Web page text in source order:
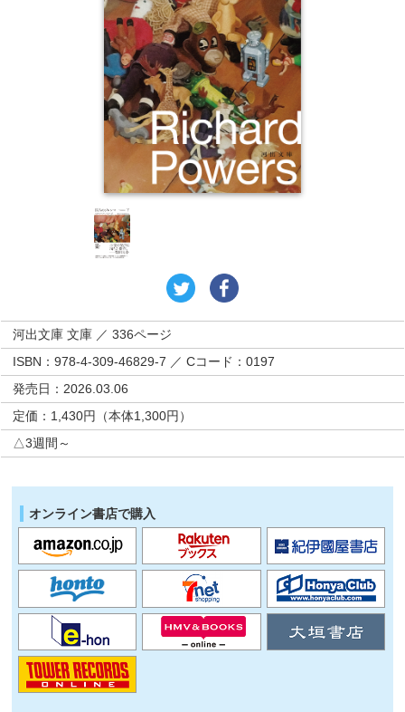
河出文庫 文庫 ／ 336ページ
ISBN：978-4-309-46829-7 ／ Cコード：0197
発売日：2026.03.06
定価：1,430円（本体1,300円）
△3週間～
オンライン書店で購入